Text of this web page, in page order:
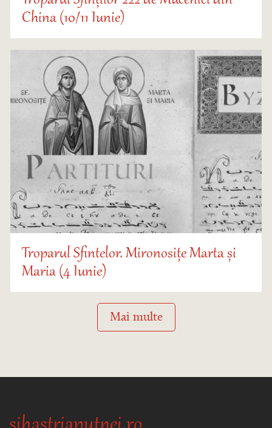
China (10/11 Iunie)
Troparul Sfintelor. Mironosițe Marta și
Maria (4 Iunie)
Mai multe